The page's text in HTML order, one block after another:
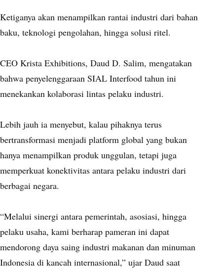
Ketiganya akan menampilkan rantai industri dari bahan
baku, teknologi pengolahan, hingga solusi ritel.
CEO Krista Exhibitions, Daud D. Salim, mengatakan
bahwa penyelenggaraan SIAL Interfood tahun ini
menekankan kolaborasi lintas pelaku industri.
Lebih jauh ia menyebut, kalau pihaknya terus
bertransformasi menjadi platform global yang bukan
hanya menampilkan produk unggulan, tetapi juga
memperkuat konektivitas antara pelaku industri dari
berbagai negara.
“Melalui sinergi antara pemerintah, asosiasi, hingga
pelaku usaha, kami berharap pameran ini dapat
mendorong daya saing industri makanan dan minuman
Indonesia di kancah internasional,” ujar Daud saat